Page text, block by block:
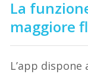
La
maggiore
L’app